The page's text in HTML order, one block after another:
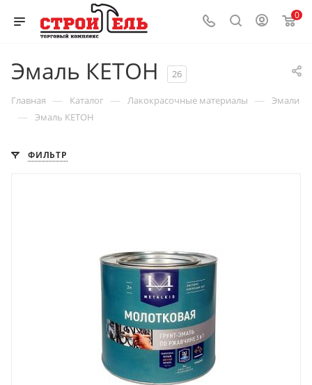
0
Эмаль КЕТОН 26
Главная — Каталог — Лакокрасочные материалы — Эмали
— Эмаль КЕТОН
ФИЛЬТР